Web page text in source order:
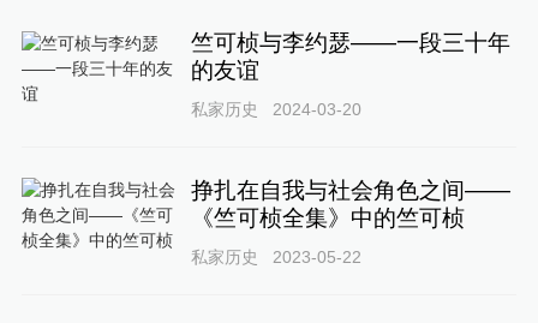
竺可桢与李约瑟——一段三十年
的友谊
私家历史 2024-03-20
挣扎在自我与社会角色之间——
《竺可桢全集》中的竺可桢
私家历史 2023-05-22